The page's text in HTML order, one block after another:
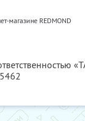
магазине REDMOND